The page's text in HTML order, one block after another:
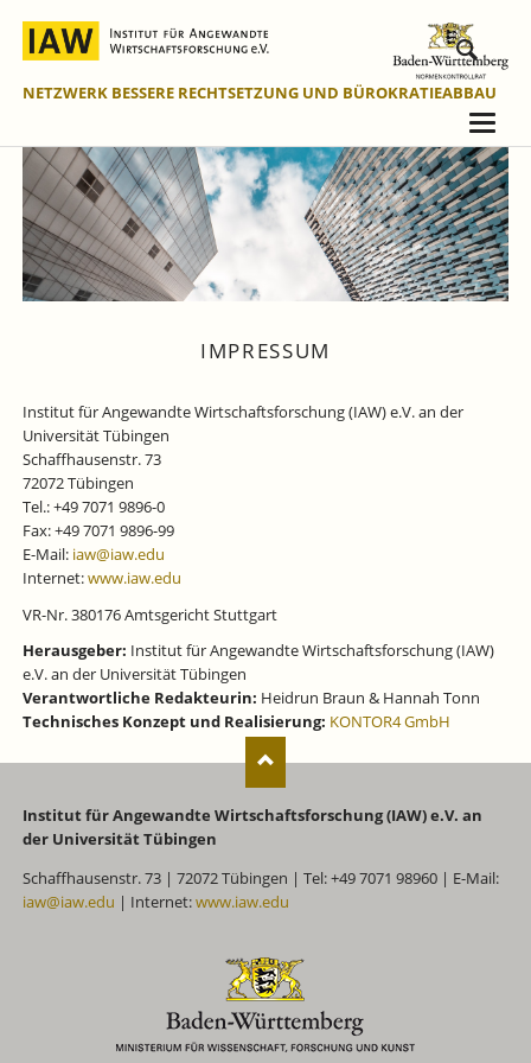
NETZWERK BESSERE RECHTSETZUNG UND BÜROKRATIEABBAU
IMPRESSUM
Institut für Angewandte Wirtschaftsforschung (IAW) e.V. an der
Universität Tübingen
Schaffhausenstr. 73
72072 Tübingen
Tel.: +49 7071 9896-0
Fax: +49 7071 9896-99
E-Mail: iaw@iaw.edu
Internet:www.iaw.edu
VR-Nr. 380176 Amtsgericht Stuttgart
Herausgeber: Institut für Angewandte Wirtschaftsforschung (IAW)
e.V. an der Universität Tübingen
Verantwortliche Redakteurin: Heidrun Braun & Hannah Tonn
Technisches Konzept und Realisierung: KONTOR4 GmbH
Institut für Angewandte Wirtschaftsforschung (IAW) e.V. an
der Universität Tübingen
Schaffhausenstr. 73 | 72072 Tübingen | Tel: +49 7071 98960 | E-Mail:
iaw@iaw.edu | Internet:www.iaw.edu